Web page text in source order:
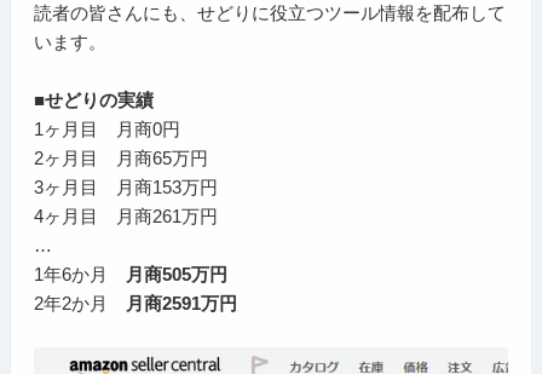
読者の皆さんにも、せどりに役立つツール情報を配布して
います。
■せどりの実績
1ヶ月目 月商0円
2ヶ月目 月商65万円
3ヶ月目 月商153万円
4ヶ月目 月商261万円
…
1年6か月
月商505万円
2年2か月
月商2591万円